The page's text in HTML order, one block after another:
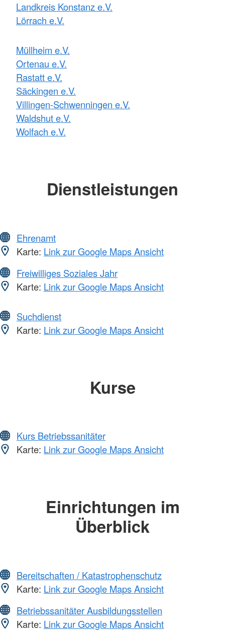
Landkreis Konstanz e.V.
Lörrach e.V.
Müllheim e.V.
Ortenau e.V.
Rastatt e.V.
Säckingen e.V.
Villingen-Schwenningen e.V.
Waldshut e.V.
Wolfach e.V.
Dienstleistungen
Ehrenamt
Karte: Link zur Google Maps Ansicht
Freiwilliges Soziales Jahr
Karte: Link zur Google Maps Ansicht
Suchdienst
Karte: Link zur Google Maps Ansicht
Kurse
Kurs Betriebssanitäter
Karte: Link zur Google Maps Ansicht
Einrichtungen im
Überblick
Bereitschaften / Katastrophenschutz
Karte: Link zur Google Maps Ansicht
Betriebssanitäter Ausbildungsstellen
Karte: Link zur Google Maps Ansicht